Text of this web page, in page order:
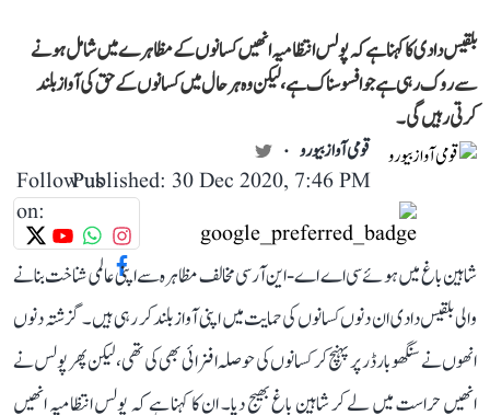
بلقیس دادی کا کہنا ہے کہ پولس انتظامیہ انھیں کسانوں کے مظاہرے میں شامل ہونے
سے روک رہی ہے جو افسوسناک ہے، لیکن وہ ہر حال میں کسانوں کے حق کی آواز بلند
کرتی رہیں گی۔
قومی آواز بیورو
Published: 30 Dec 2020, 7:46 PM
Follow us
on:
شاہین باغ میں ہوئے سی اے اے-این آر سی مخالف مظاہرہ سے اپنی عالمی شناخت بنانے
والی بلقیس دادی ان دنوں کسانوں کی حمایت میں اپنی آواز بلند کر رہی ہیں۔ گزشتہ دنوں
انھوں نے سنگھو بارڈر پر پہنچ کر کسانوں کی حوصلہ افزائی بھی کی تھی، لیکن پھر پولس نے
انھیں حراست میں لے کر شاہین باغ بھیج دیا۔ ان کا کہنا ہے کہ پولس انتظامیہ انھیں